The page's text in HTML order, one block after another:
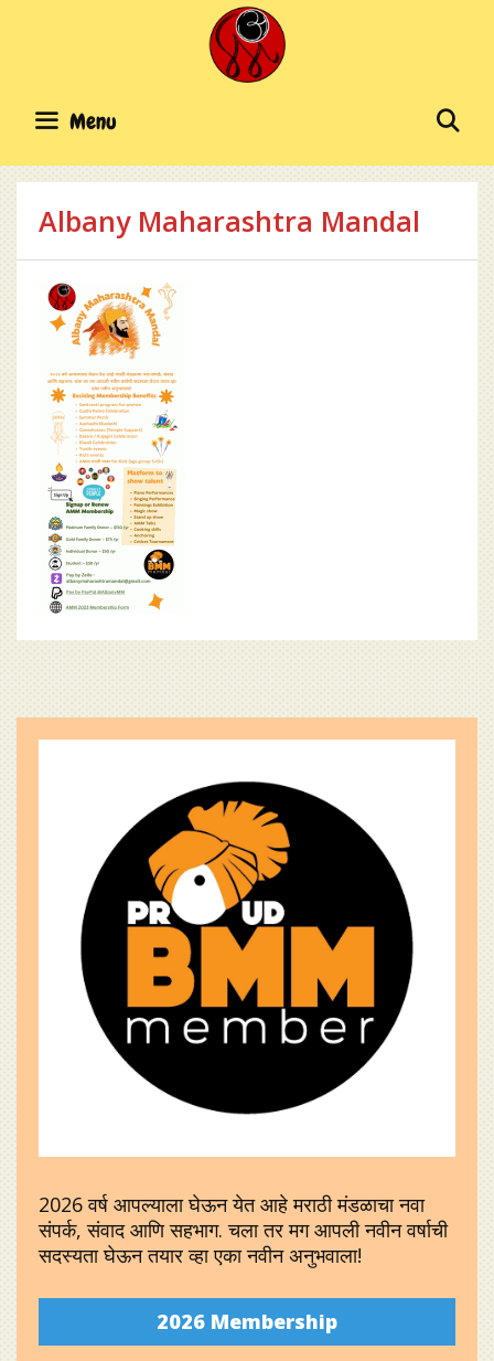
Menu
Albany Maharashtra Mandal
2026 वर्ष आपल्याला घेऊन येत आहे मराठी मंडळाचा नवा
संपर्क, संवाद आणि सहभाग. चला तर मग आपली नवीन वर्षाची
सदस्यता घेऊन तयार व्हा एका नवीन अनुभवाला!
2026 Membership